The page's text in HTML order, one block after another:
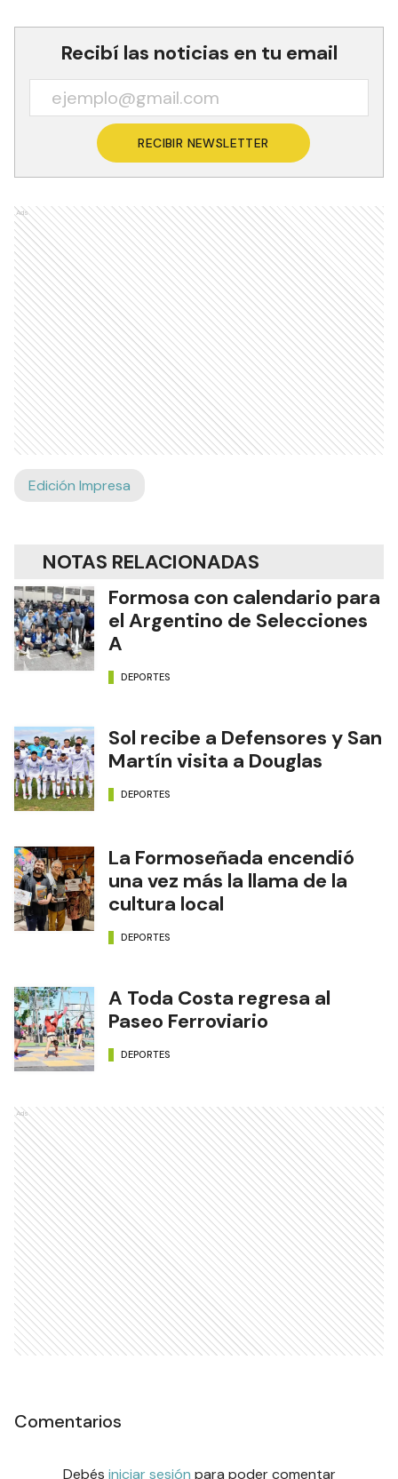
Recibí las noticias en tu email
RECIBIR NEWSLETTER
Ads
Edición Impresa
NOTAS RELACIONADAS
Formosa con calendario para
el Argentino de Selecciones
A
DEPORTES
Sol recibe a Defensores y San
Martín visita a Douglas
DEPORTES
La Formoseñada encendió
una vez más la llama de la
cultura local
DEPORTES
A Toda Costa regresa al
Paseo Ferroviario
DEPORTES
Ads
Comentarios
Debés iniciar sesión para poder comentar